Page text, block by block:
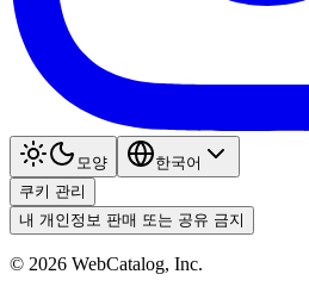
모양
한국어
쿠키 관리
내 개인정보 판매 또는 공유 금지
© 2026 WebCatalog, Inc.